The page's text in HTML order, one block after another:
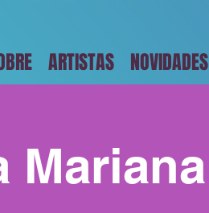
ARTISTAS NOVIDADES
Mariana